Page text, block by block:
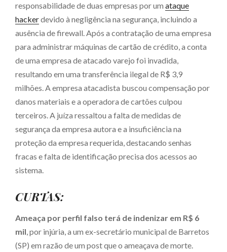
responsabilidade de duas empresas por um ataque
hackerdevido à negligência na segurança, incluindo a
ausência de firewall. Após a contratação de uma empresa
para administrar máquinas de cartão de crédito, a conta
de uma empresa de atacado varejo foi invadida,
resultando em uma transferência ilegal de R$ 3,9
milhões. A empresa atacadista buscou compensação por
danos materiais e a operadora de cartões culpou
terceiros. A juíza ressaltou a falta de medidas de
segurança da empresa autora e a insuficiência na
proteção da empresa requerida, destacando senhas
fracas e falta de identificação precisa dos acessos ao
sistema.
CURTAS:
Ameaça por perfil falso terá de indenizar em R$ 6
mil, por injúria, a um ex-secretário municipal de Barretos
(SP) em razão de um post que o ameaçava de morte.